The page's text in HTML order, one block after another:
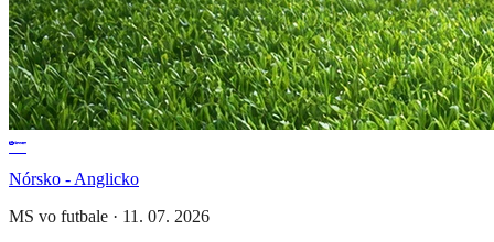
Nórsko - Anglicko
MS vo futbale · 11. 07. 2026